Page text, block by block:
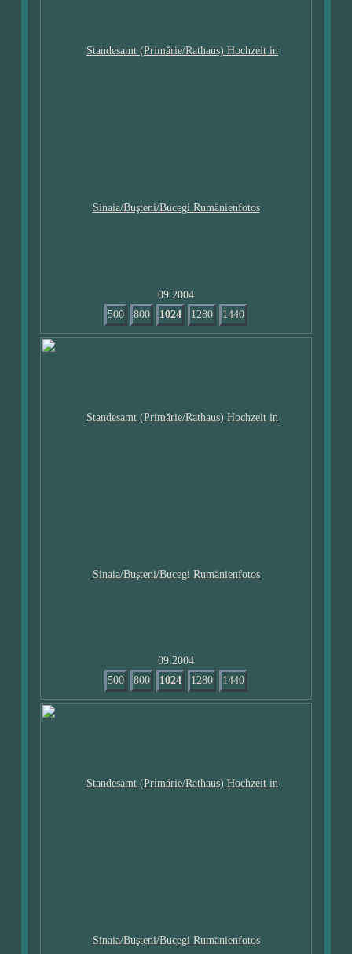
09.2004
500
800 1024 1280 1440
09.2004
500
800 1024 1280 1440